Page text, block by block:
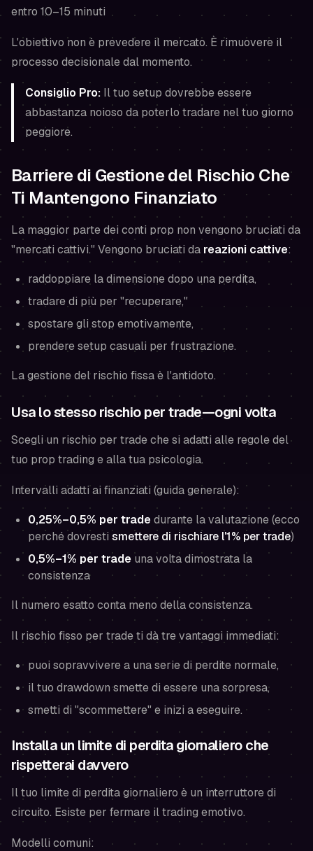
entro 10–15 minuti
L'obiettivo non è prevedere il mercato. È rimuovere il
processo decisionale dal momento.
Consiglio Pro: Il tuo setup dovrebbe essere
abbastanza noioso da poterlo tradare nel tuo giorno
peggiore.
Barriere di Gestione del Rischio Che
Ti Mantengono Finanziato
La maggior parte dei conti prop non vengono bruciati da
"mercati cattivi." Vengono bruciati da reazioni cattive:
raddoppiare la dimensione dopo una perdita,
tradare di più per "recuperare,"
spostare gli stop emotivamente,
prendere setup casuali per frustrazione.
La gestione del rischio fissa è l'antidoto.
Usa lo stesso rischio per trade—ogni volta
Scegli un rischio per trade che si adatti alle regole del
tuo prop trading ealla tua psicologia.
Intervalli adatti ai finanziati (guida generale):
0,25%–0,5% per tradedurante la valutazione (ecco
perché dovresti smettere di rischiare l'1% per trade)
0,5%–1% per trade una volta dimostrata la
consistenza
Il numero esatto conta meno della consistenza.
Il rischio fisso per trade ti dà tre vantaggi immediati:
puoi sopravvivere a una serie di perdite normale,
il tuo drawdown smette di essere una sorpresa,
smetti di "scommettere" e inizi a eseguire.
Installa un limite di perdita giornaliero che
rispetterai davvero
Il tuo limite di perdita giornaliero è un interruttore di
circuito. Esiste per fermare il trading emotivo.
Modelli comuni: